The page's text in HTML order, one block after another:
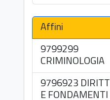
Affini
9799299
CRIMINOLOGIA
9796923
E